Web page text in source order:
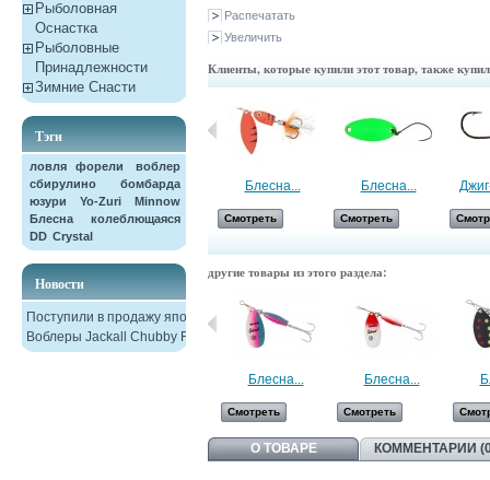
Рыболовная
Оснастка
Рыболовные
Принадлежности
Зимние Снасти
Тэги
ловля форели
воблер
сбирулино
бомбарда
юзури
Yo-Zuri
Minnow
Блесна колеблющаяся
DD Crystal
Новости
Поступили в продажу японские
Воблеры Jackall Chubby F38
Распечатать
Увеличить
Клиенты, которые купили этот товар, также
Поппер Sert...
Смотреть
Блесна...
Смотреть
Блесна...
Смотреть
другие товары из этого раздела:
Блесна...
Смотреть
Блесна...
Смотреть
О ТОВАРЕ КОММЕНТАРИИ